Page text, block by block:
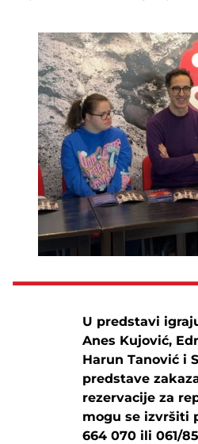
U predstavi
Anes Kujović,
Harun Tanović i
predstave
rezervacije za
mogu se izvršiti
664 070 ili 061/